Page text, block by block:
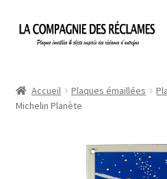
Aller
Aller
À propos de La Compagnie des
Informations légales
Accueil Plaques émaillées
Michelin Planète